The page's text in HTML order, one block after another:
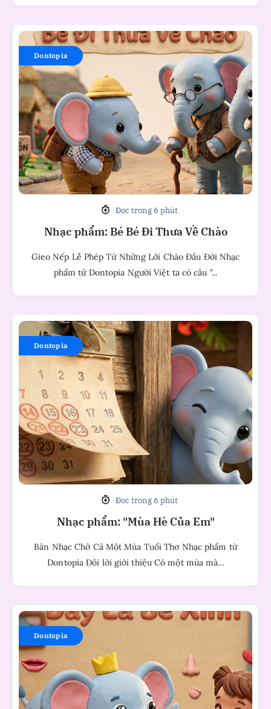
Nhạc
phẩm:
Bé
Bé
Đi
Thưa
Về
Chào
Dontopia
Đọc trong 6 phút
Nhạc phẩm: Bé Bé Đi Thưa Về Chào
Gieo Nếp Lễ Phép Từ Những Lời Chào Đầu Đời Nhạc
phẩm từ Dontopia Người Việt ta có câu "...
Nhạc
phẩm:
"Mùa
Của
Em"
Dontopia
Đọc trong 6 phút
Nhạc phẩm: "Mùa Hè Của Em"
Bản Nhạc Chở Cả Một Mùa Tuổi Thơ Nhạc phẩm từ
Dontopia Đôi lời giới thiệu Có một mùa mà...
Nhạc
phẩm:
Đây
Là
Xinh
Dontopia